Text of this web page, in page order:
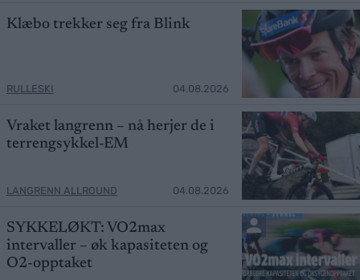
Klæbo trekker seg fra Blink
RULLESKI 04.08.2026
Vraket langrenn – nå herjer de i
terrengsykkel-EM
LANGRENN ALLROUND 04.08.2026
SYKKELØKT: VO2max
intervaller – øk kapasiteten og
O2-opptaket